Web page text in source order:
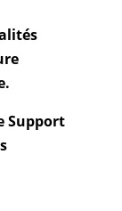
Support